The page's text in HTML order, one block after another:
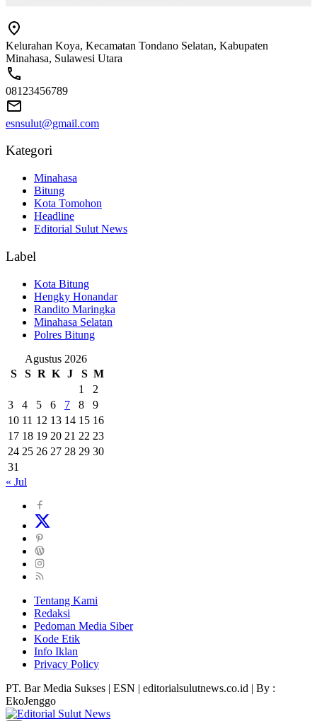
Kelurahan Koya, Kecamatan Tondano Selatan, Kabupaten
Minahasa, Sulawesi Utara
08123456789
esnsulut@gmail.com
Kategori
Minahasa
Bitung
Kota Tomohon
Headline
Editorial Sulut News
Label
Kota Bitung
Hengky Honandar
Randito Maringka
Minahasa Selatan
Polres Bitung
Agustus 2026
S
S R K J S M
1
2
3
4 5 6 7 8
9
10 11 12 13 14 15 16
17 18 19 20 21 22 23
24 25 26 27 28 29 30
31
« Jul
Tentang Kami
Redaksi
Pedoman Media Siber
Kode Etik
Info Iklan
Privacy Policy
PT. Bar Media Sukses | ESN | editorialsulutnews.co.id | By :
EkoJenggo